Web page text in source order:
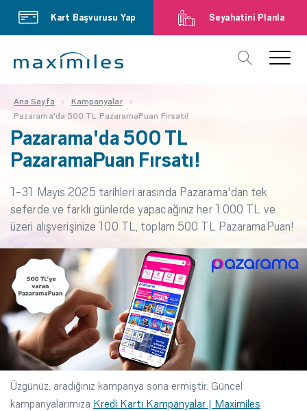
Kart Başvurusu Yap Seyahatini Planla
Ana Sayfa
Kampanyalar
Pazarama'da 500 TL PazaramaPuan Fırsatı!
Pazarama'da 500 TL
PazaramaPuan Fırsatı!
1-31 Mayıs 2025 tarihleri arasında Pazarama'dan tek
seferde ve farklı günlerde yapacağınız her 1.000 TL ve
üzeri alışverişinize 100 TL, toplam 500 TL PazaramaPuan!
Üzgünüz, aradığınız kampanya sona ermiştir. Güncel
kampanyalarımıza Kredi Kartı Kampanyalar | Maximiles